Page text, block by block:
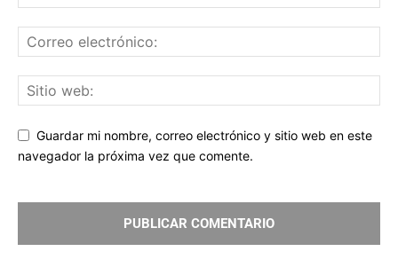
Guardar mi nombre, correo electrónico y sitio web en este
navegador la próxima vez que comente.